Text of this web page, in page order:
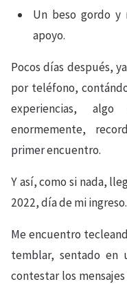
Un beso gordo y
apoyo.
Pocos días después,
por teléfono,
experiencias,
enormemente,
primer encuentro.
Y así, como si nada,
2022, día de mi ingreso.
Me encuentro
temblar, sentado en
contestar los